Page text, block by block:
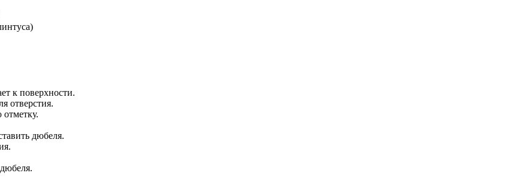
к поверхности.
отверстия.
дюбеля.